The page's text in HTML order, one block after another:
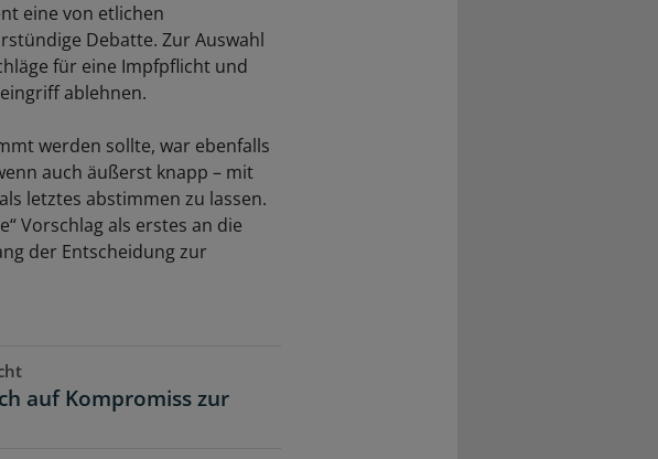
eine von etlichen
Debatte. Zur Auswahl
für eine Impfpflicht und
ablehnen.
werden sollte, war ebenfalls
auch äußerst knapp – mit
letztes abstimmen zu lassen.
Vorschlag als erstes an die
der Entscheidung zur
auf Kompromiss zur